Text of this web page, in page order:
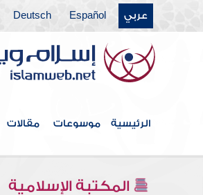
عربي Español
Deutsch
الرئيسية موسوعات مقالات
المكتبة الإسلامية